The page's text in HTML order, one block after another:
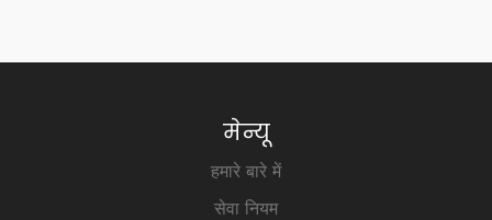
मेन्यू
हमारे बारे में
सेवा नियम